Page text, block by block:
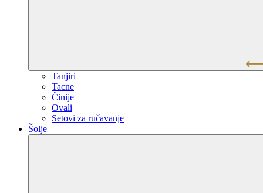
Tanjiri
Tacne
Činije
Ovali
Setovi za ručavanje
Šolje